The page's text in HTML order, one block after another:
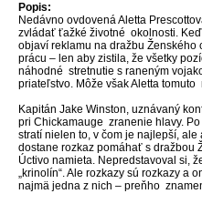
Popis:
Nedávno ovdovená Aletta
zvládať ťažké životné okolnosti.
objaví reklamu na dražbu
prácu – len aby zistila, že všetky
náhodné stretnutie s raneným
priateľstvo. Môže však Aletta
Kapitán Jake Winston, uznávaný
pri Chickamauge zranenie hlavy.
stratí nielen to, v čom je najlepší,
dostane rozkaz pomáhať s dražbou
Úctivo namieta. Nepredstavoval si,
„krinolín“. Ale rozkazy sú rozkazy a
najmä jedna z nich – preňho